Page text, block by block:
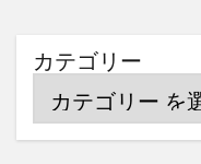
カテゴリー